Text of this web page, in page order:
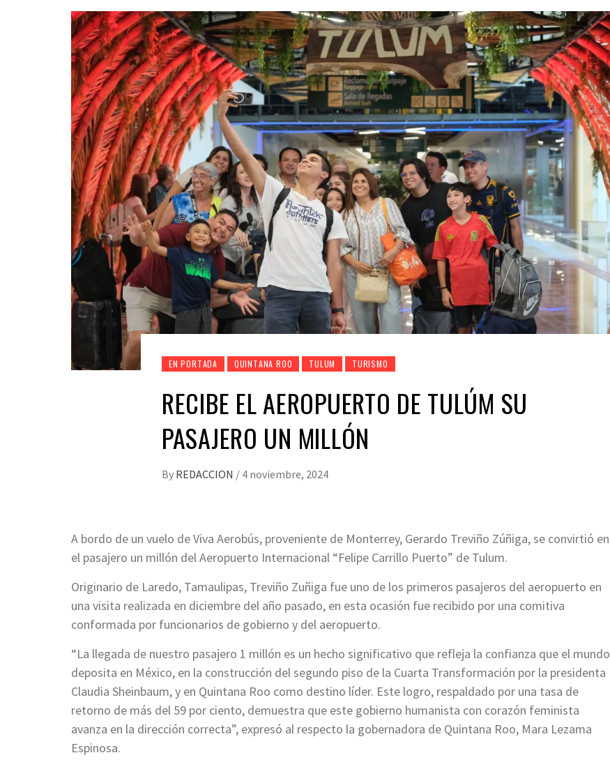
EN PORTADA QUINTANA ROO TULUM TURISMO
RECIBE EL AEROPUERTO DE TULÚM SU
PASAJERO UN MILLÓN
By REDACCION / 4 noviembre, 2024
A bordo de un vuelo de Viva Aerobús, proveniente de Monterrey, Gerardo Treviño Zúñiga, se convirtió en
el pasajero un millón del Aeropuerto Internacional “Felipe Carrillo Puerto” de Tulum.
Originario de Laredo, Tamaulipas, Treviño Zuñiga fue uno de los primeros pasajeros del aeropuerto en
una visita realizada en diciembre del año pasado, en esta ocasión fue recibido por una comitiva
conformada por funcionarios de gobierno y del aeropuerto.
“La llegada de nuestro pasajero 1 millón es un hecho significativo que refleja la confianza que el mundo
deposita en México, en la construcción del segundo piso de la Cuarta Transformación por la presidenta
Claudia Sheinbaum, y en Quintana Roo como destino líder. Este logro, respaldado por una tasa de
retorno de más del 59 por ciento, demuestra que este gobierno humanista con corazón feminista
avanza en la dirección correcta”, expresó al respecto la gobernadora de Quintana Roo, Mara Lezama
Espinosa.